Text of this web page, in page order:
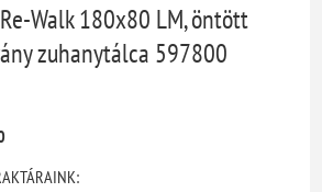
Walk 180x80 LM, öntött
zuhanytálca 597800